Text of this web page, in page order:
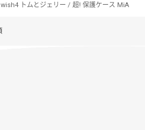
wish4 トムとジェリー / 超! 保護ケース MiA